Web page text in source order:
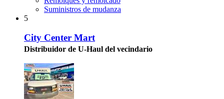
Suministros de mudanza
5
City Center Mart
Distribuidor de U-Haul del vecindario